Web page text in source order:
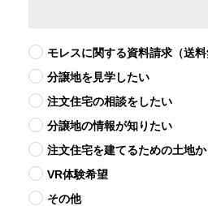
モレスに関する資料請求（送料
分譲地を見学したい
注文住宅の相談をしたい
分譲地の情報が知りたい
注文住宅を建てるための土地
VR体験希望
その他